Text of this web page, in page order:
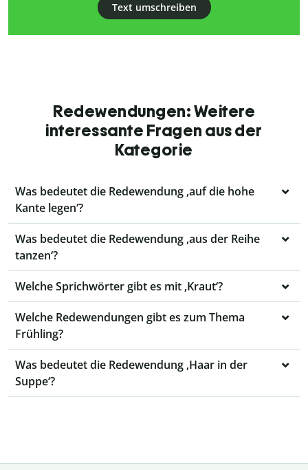
Text umschreiben
Redewendungen: Weitere
interessante Fragen aus der
Kategorie
Was bedeutet die Redewendung ‚auf die hohe
Kante legen‘?
Was bedeutet die Redewendung ‚aus der Reihe
tanzen‘?
Welche Sprichwörter gibt es mit ‚Kraut‘?
Welche Redewendungen gibt es zum Thema
Frühling?
Was bedeutet die Redewendung ‚Haar in der
Suppe‘?